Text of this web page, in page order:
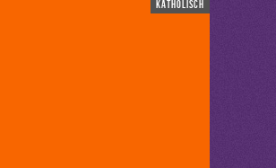
katholisch